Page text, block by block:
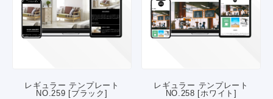
レギュラー テンプレート
NO.259 [ブラック]
レギュラー テンプレート
NO.258 [ホワイト]